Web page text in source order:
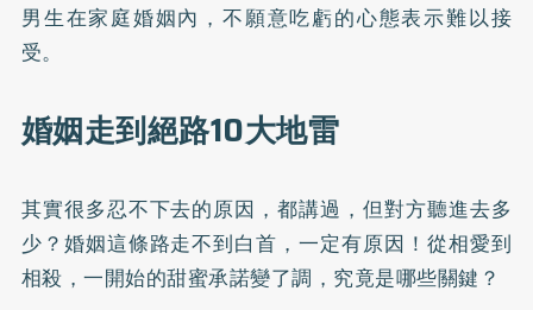
男生在家庭婚姻內，不願意吃虧的心態表示難以接
受。
婚姻走到絕路10大地雷
其實很多忍不下去的原因，都講過，但對方聽進去多
少？婚姻這條路走不到白首，一定有原因！從相愛到
相殺，一開始的甜蜜承諾變了調，究竟是哪些關鍵？